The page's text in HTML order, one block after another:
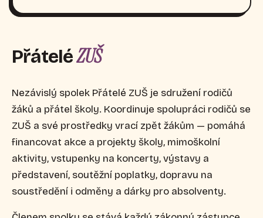
PřáteléZUŠ
Nezávislý spolek Přátelé ZUŠ je sdružení rodičů
žáků a přátel školy. Koordinuje spolupráci rodičů se
ZUŠ a své prostředky vrací zpět žákům — pomáhá
financovat akce a projekty školy, mimoškolní
aktivity, vstupenky na koncerty, výstavy a
představení, soutěžní poplatky, dopravu na
soustředění i odměny a dárky pro absolventy.